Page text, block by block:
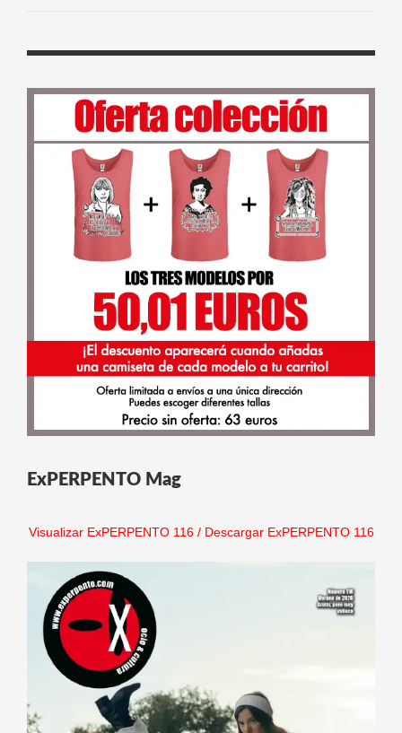
ExPERPENTO Mag
Visualizar ExPERPENTO 116/ Descargar ExPERPENTO 116